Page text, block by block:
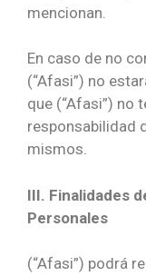
mencionan.
En caso de no
(“Afasi”) no
que (“Afasi”) no
responsabilidad
mismos.
III. Finalidades
Personales
(“Afasi”) podrá